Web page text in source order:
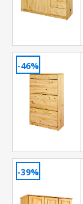
-46%
-39%